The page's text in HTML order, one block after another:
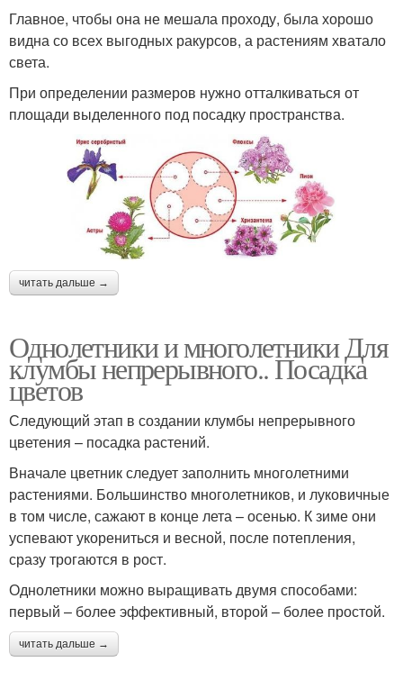
Главное, чтобы она не мешала проходу, была хорошо
видна со всех выгодных ракурсов, а растениям хватало
света.
При определении размеров нужно отталкиваться от
площади выделенного под посадку пространства.
читать дальше →
Однолетники и многолетники Для
клумбы непрерывного.. Посадка
цветов
Следующий этап в создании клумбы непрерывного
цветения – посадка растений.
Вначале цветник следует заполнить многолетними
растениями. Большинство многолетников, и луковичные
в том числе, сажают в конце лета – осенью. К зиме они
успевают укорениться и весной, после потепления,
сразу трогаются в рост.
Однолетники можно выращивать двумя способами:
первый – более эффективный, второй – более простой.
читать дальше →